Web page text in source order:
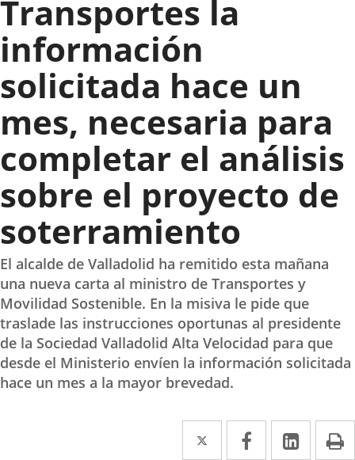
Transportes la
información
solicitada hace un
mes, necesaria para
completar el análisis
sobre el proyecto de
soterramiento
El alcalde de Valladolid ha remitido esta mañana
una nueva carta al ministro de Transportes y
Movilidad Sostenible. En la misiva le pide que
traslade las instrucciones oportunas al presidente
de la Sociedad Valladolid Alta Velocidad para que
desde el Ministerio envíen la información solicitada
hace un mes a la mayor brevedad.
Twitter
Enlace Facebook
EnlaceEnlace